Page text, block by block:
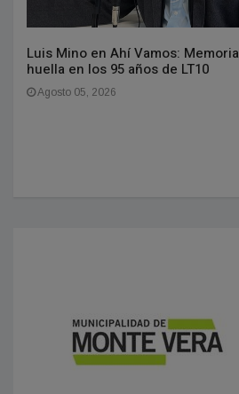
Luis Mino en Ahí Vamos:
huella en los 95 años de LT10
Agosto 05, 2026